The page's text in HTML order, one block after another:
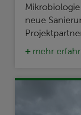
neue
mehr